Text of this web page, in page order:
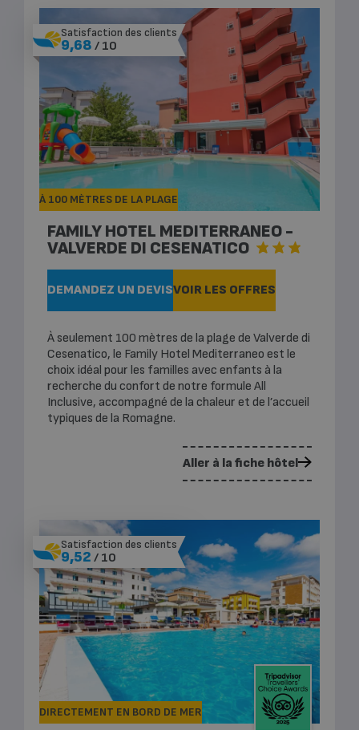
FAMILY HOTEL MEDITERRANEO -
VALVERDE DI CESENATICO
DEMANDEZ UN DEVISVOIR LES OFFRES
À seulement 100 mètres de la plage de Valverde di
Cesenatico, le Family Hotel Mediterraneo est le
choix idéal pour les familles avec enfants à la
recherche du confort de notre formule All
Inclusive, accompagné de la chaleur et de l’accueil
typiques de la Romagne.
Aller à la fiche hôtel
Satisfaction des clients
9,68 / 10
À 100 MÈTRES DE LA PLAGE
Satisfaction des clients
9,52 / 10
DIRECTEMENT EN BORD DE MER